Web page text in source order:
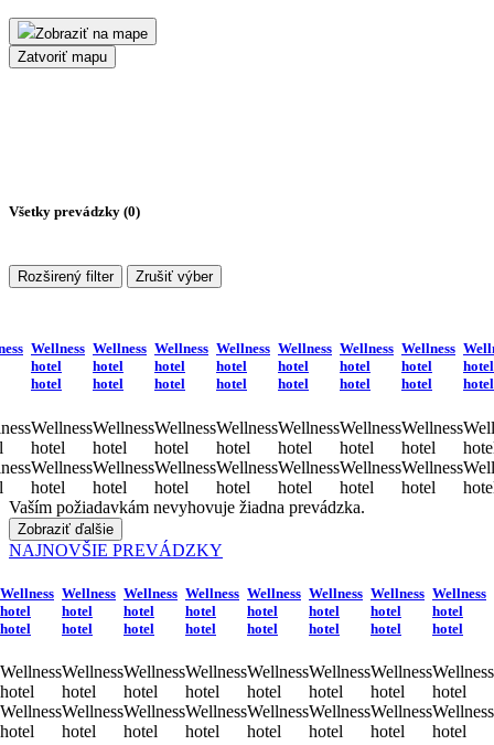
Zobraziť na mape
Zatvoriť mapu
Všetky prevádzky (0)
Rozširený filter Zrušiť výber
Wellness
hotel
hotel
Wellness
hotel
Wellness
hotel
Wellness
hotel
hotel
Wellness
hotel
Wellness
hotel
Wellness
hotel
hotel
Wellness
hotel
Wellness
hotel
Wellness
hotel
hotel
Wellness
hotel
Wellness
hotel
Wellness
hotel
hotel
Wellness
hotel
Wellness
hotel
Wellness
hotel
hotel
Wellness
hotel
Wellness
hotel
Wellness
hotel
hotel
Wellness
hotel
Wellness
hotel
hotel
hotel
Vaším požiadavkám nevyhovuje žiadna prevádzka.
Zobraziť ďalšie
NAJNOVŠIE PREVÁDZKY
Wellness
hotel
hotel
Wellness
hotel
Wellness
hotel
Wellness
hotel
hotel
Wellness
hotel
Wellness
hotel
Wellness
hotel
hotel
Wellness
hotel
Wellness
hotel
Wellness
hotel
hotel
Wellness
hotel
Wellness
hotel
Wellness
hotel
hotel
Wellness
hotel
Wellness
hotel
Wellness
hotel
hotel
Wellness
hotel
Wellness
hotel
Wellness
hotel
hotel
Wellness
hotel
Wellness
hotel
Wellness
hotel
hotel
Wellness
hotel
Wellness
hotel